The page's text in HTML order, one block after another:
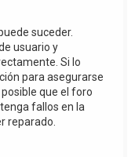
suceder.
usuario y
Si lo
para asegurarse
que el foro
fallos en la
reparado.